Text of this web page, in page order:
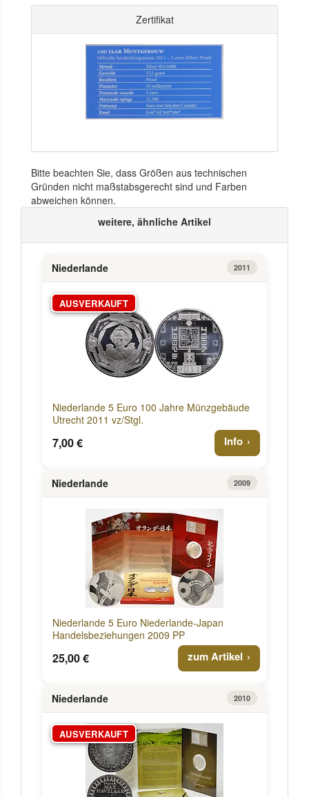
Zertifikat
Bitte beachten Sie, dass Größen aus technischen
Gründen nicht maßstabsgerecht sind und Farben
abweichen können.
weitere, ähnliche Artikel
Niederlande 2011
AUSVERKAUFT
Niederlande 5 Euro 100 Jahre Münzgebäude
Utrecht 2011 vz/Stgl.
7,00 € Info
Niederlande 2009
Niederlande 5 Euro Niederlande-Japan
Handelsbeziehungen 2009 PP
25,00 € zum Artikel
Niederlande 2010
AUSVERKAUFT